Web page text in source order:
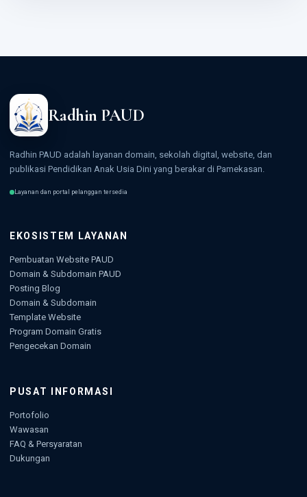
Radhin PAUD
Radhin PAUD adalah layanan domain, sekolah digital, website, dan
publikasi Pendidikan Anak Usia Dini yang berakar di Pamekasan.
Layanan dan portal pelanggan tersedia
EKOSISTEM LAYANAN
Pembuatan Website PAUD
Domain & Subdomain PAUD
Posting Blog
Domain & Subdomain
Template Website
Program Domain Gratis
Pengecekan Domain
PUSAT INFORMASI
Portofolio
Wawasan
FAQ & Persyaratan
Dukungan